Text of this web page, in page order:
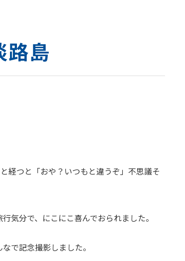
島
経つと「おや？いつもと違うぞ」不思議そ
気分で、にこにこ喜んでおられました。
で記念撮影しました。